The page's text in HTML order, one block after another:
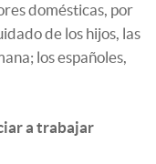
domésticas, por
de los hijos, las
los españoles,
a trabajar